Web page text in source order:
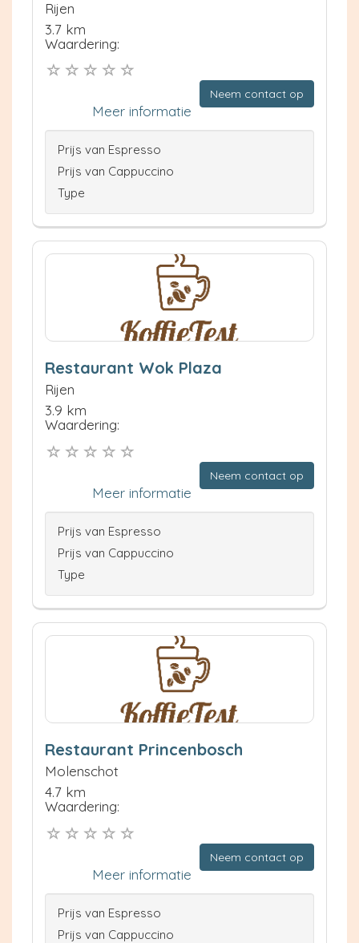
Rijen
3.7 km
Waardering:
Neem contact op
Meer informatie
Prijs van Espresso
Prijs van Cappuccino
Type
Restaurant Wok Plaza
Rijen
3.9 km
Waardering:
Neem contact op
Meer informatie
Prijs van Espresso
Prijs van Cappuccino
Type
Restaurant Princenbosch
Molenschot
4.7 km
Waardering:
Neem contact op
Meer informatie
Prijs van Espresso
Prijs van Cappuccino